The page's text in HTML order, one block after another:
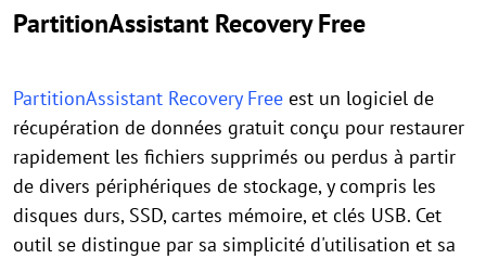
PartitionAssistant Recovery Free
PartitionAssistant Recovery Free est un logiciel de
récupération de données gratuit conçu pour restaurer
rapidement les fichiers supprimés ou perdus à partir
de divers périphériques de stockage, y compris les
disques durs, SSD, cartes mémoire, et clés USB. Cet
outil se distingue par sa simplicité d'utilisation et sa